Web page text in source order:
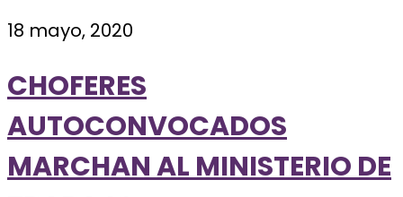
18 mayo, 2020
CHOFERES
AUTOCONVOCADOS
MARCHAN AL MINISTERIO DE